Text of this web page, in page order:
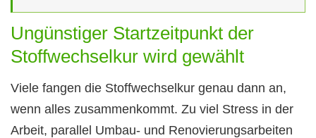
Ungünstiger Startzeitpunkt der
Stoffwechselkur wird gewählt
Viele fangen die Stoffwechselkur genau dann an,
wenn alles zusammenkommt. Zu viel Stress in der
Arbeit, parallel Umbau- und Renovierungsarbeiten